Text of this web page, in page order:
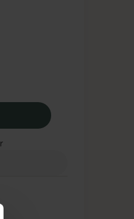
Steel Blades, 189 kr.